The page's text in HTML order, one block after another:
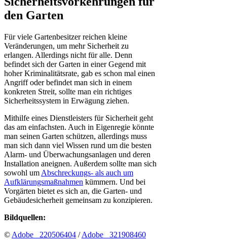
den Garten
Für viele Gartenbesitzer reichen kleine
Veränderungen, um mehr Sicherheit zu
erlangen. Allerdings nicht für alle. Denn
befindet sich der Garten in einer Gegend mit
hoher Kriminalitätsrate, gab es schon mal einen
Angriff oder befindet man sich in einem
konkreten Streit, sollte man ein richtiges
Sicherheitssystem in Erwägung ziehen.
Mithilfe eines Dienstleisters für Sicherheit geht
das am einfachsten. Auch in Eigenregie könnte
man seinen Garten schützen, allerdings muss
man sich dann viel Wissen rund um die besten
Alarm- und Überwachungsanlagen und deren
Installation aneignen. Außerdem sollte man sich
sowohl um Abschreckungs- als auch um
Aufklärungsmaßnahmen kümmern. Und bei
Vorgärten bietet es sich an, die Garten- und
Gebäudesicherheit gemeinsam zu konzipieren.
Bildquellen:
© Adobe_ 220506404 /Adobe_ 321908460